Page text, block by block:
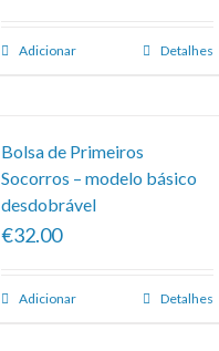
Adicionar Detalhes
Bolsa de Primeiros
Socorros – modelo básico
desdobrável
€32.00
Adicionar Detalhes